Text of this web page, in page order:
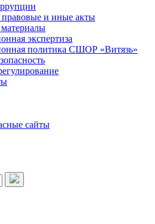
и иные акты
экспертиза
политика СШОР «Витязь»
сайты